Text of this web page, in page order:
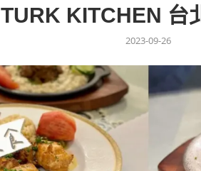
TURK KITCHEN 台
2023-09-26